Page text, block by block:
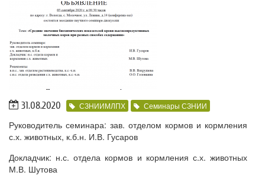
31.08.2020 СЗНИИМЛПХ Семинары СЗНИИ
Руководитель семинара: зав. отделом кормов и кормления
с.х. животных, к.б.н. И.В. Гусаров
Докладчик: н.с. отдела кормов и кормления с.х. животных
М.В. Шутова